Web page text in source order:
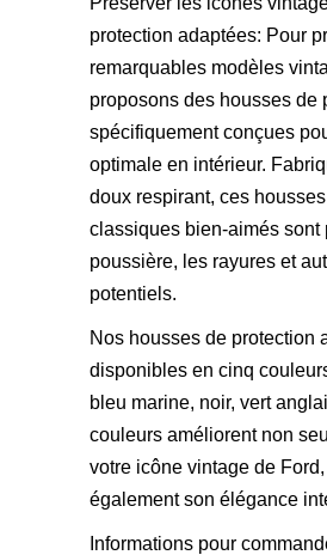
protection adaptées: Pour
remarquables modèles
proposons des housses de
spécifiquement conçues
optimale en intérieur.
doux respirant, ces
classiques bien-aimés sont
poussière, les rayures et
potentiels.
Nos housses de protection
disponibles en cinq
bleu marine, noir, vert
couleurs améliorent non
votre icône vintage de
également son élégance
Informations pour